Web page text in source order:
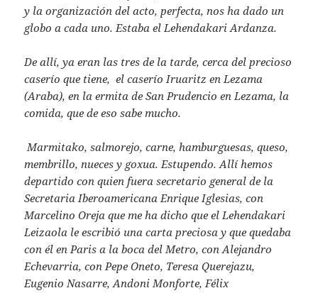
y la organización del acto, perfecta, nos ha dado un
globo a cada uno. Estaba el Lehendakari Ardanza.
De allí, ya eran las tres de la tarde, cerca del precioso
caserío que tiene, el caserío Iruaritz en Lezama
(Araba), en la ermita de San Prudencio en Lezama, la
comida, que de eso sabe mucho.
Marmitako, salmorejo, carne, hamburguesas, queso,
membrillo, nueces y goxua. Estupendo. Allí hemos
departido con quien fuera secretario general de la
Secretaria Iberoamericana Enrique Iglesias, con
Marcelino Oreja que me ha dicho que el Lehendakari
Leizaola le escribió una carta preciosa y que quedaba
con él en Paris a la boca del Metro, con Alejandro
Echevarria, con Pepe Oneto, Teresa Querejazu,
Eugenio Nasarre, Andoni Monforte, Félix